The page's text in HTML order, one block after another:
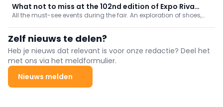
its status as the perfect antidote to navigate the global crisis.
What not to miss at the 102nd edition of Expo Riva
Schuh & Gardabags
All the must-see events during the fair. An exploration of shoes,
seasonal trends and even a touch of celebration.
Zelf nieuws te delen?
Heb je nieuws dat relevant is voor onze redactie? Deel het
met ons via het meldformulier.
Nieuws melden